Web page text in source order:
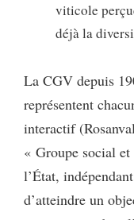
viticole
déjà la
La CGV depuis
représentent
interactif
« Groupe social
l’État,
d’atteindre un